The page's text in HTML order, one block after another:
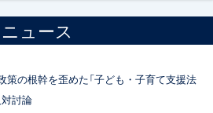
ニュース
策の根幹を歪めた「子ども・子育て支援法
討論